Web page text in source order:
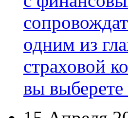
одним из
страховой
вы